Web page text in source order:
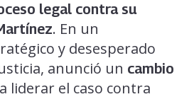
legal contra su
. En un
y desesperado
anunció un cambio
liderar el caso contra